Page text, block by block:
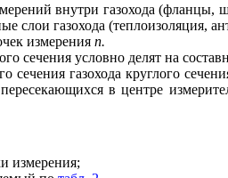
внутри газохода
слои газохода (теплоизоляция,
измерения п.
сечения условно делят на
сечения газохода круглого
в центре
измерения;